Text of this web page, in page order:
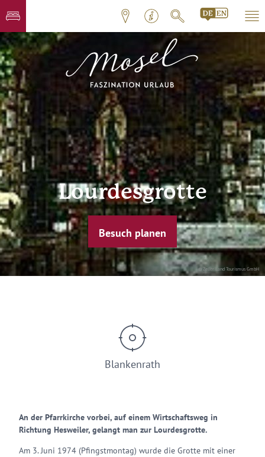
© Zeller Land Tourismus GmbH
Lourdesgrotte
Besuch planen
Blankenrath
An der Pfarrkirche vorbei, auf einem Wirtschaftsweg in
Richtung Hesweiler, gelangt man zur Lourdesgrotte.
Am 3. Juni 1974 (Pfingstmontag) wurde die Grotte mit einer